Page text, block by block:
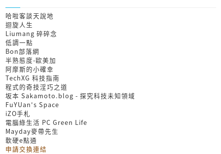
哈啦客談天說地
迴旋人生
Liumang 碎碎念
低調一點
Bon部落網
半熟態度-歐美加
阿摩斯的小確幸
TechXG 科技指南
程式的奇技淫巧之道
坂本 Sakamoto.blog - 探究科技未知領域
FuYUan's Space
iZO手札
電腦綠生活 PC Green Life
Mayday麥帶先生
軟硬e點通
申請交換連結